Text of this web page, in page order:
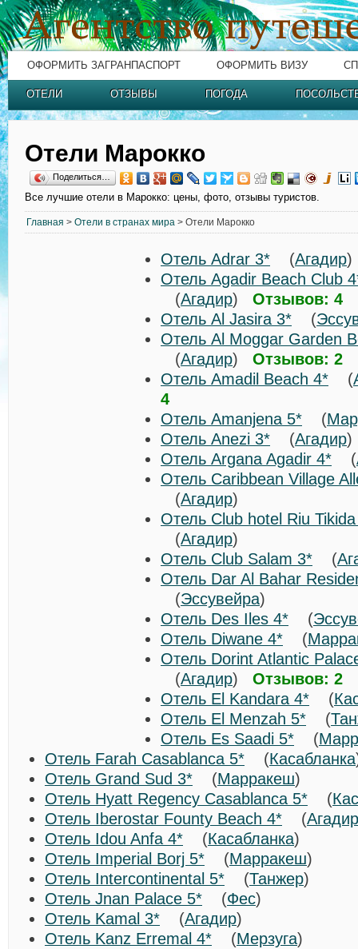
ОФОРМИТЬ ЗАГРАНПАСПОРТ ОФОРМИТЬ ВИЗУ
ОТЕЛИ ОТЗЫВЫ ПОГОДА
Отели Марокко
Поделиться…
Все лучшие отели в Марокко: цены, фото, отзывы туристов.
Главная > Отели в странах мира > Отели Марокко
Отель Adrar 3* (Агадир
Отель Agadir Beach Club
(Агадир) Отзывов: 4
Отель Al Jasira 3* (
Отель Al Moggar Garden
(Агадир) Отзывов: 2
Отель Amadil Beach 4* (
4
Отель Amanjena 5* (
Отель Anezi 3* (Агадир
Отель Argana Agadir 4* (
Отель Caribbean Village
(Агадир)
Отель Club hotel Riu
(Агадир)
Отель Club Salam 3* (
Отель Dar Al Bahar
(Эссувейра)
Отель Des Iles 4* (
Отель Diwane 4* (
Отель Dorint Atlantic
(Агадир) Отзывов: 2
Отель El Kandara 4* (
Отель El Menzah 5* (
Отель Es Saadi 5* (
Отель Farah Casablanca 5* (Касабланка
Отель Grand Sud 3* (Марракеш)
Отель Hyatt Regency Casablanca 5* (
Отель Iberostar Founty Beach 4* (Агадир
Отель Idou Anfa 4* (Касабланка)
Отель Imperial Borj 5* (Марракеш)
Отель Intercontinental 5* (Танжер)
Отель Jnan Palace 5* (Фес)
Отель Kamal 3* (Агадир)
Отель Kanz Erremal 4* (Мерзуга)